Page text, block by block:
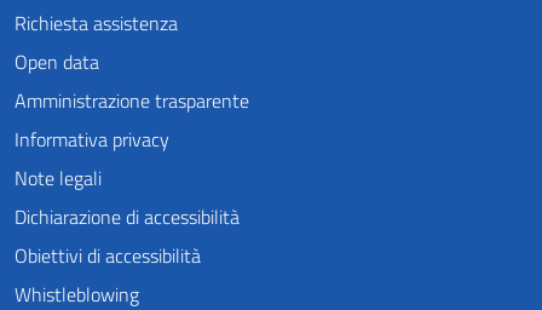
Richiesta assistenza
Open data
Amministrazione trasparente
Informativa privacy
Note legali
Dichiarazione di accessibilità
Obiettivi di accessibilità
Whistleblowing